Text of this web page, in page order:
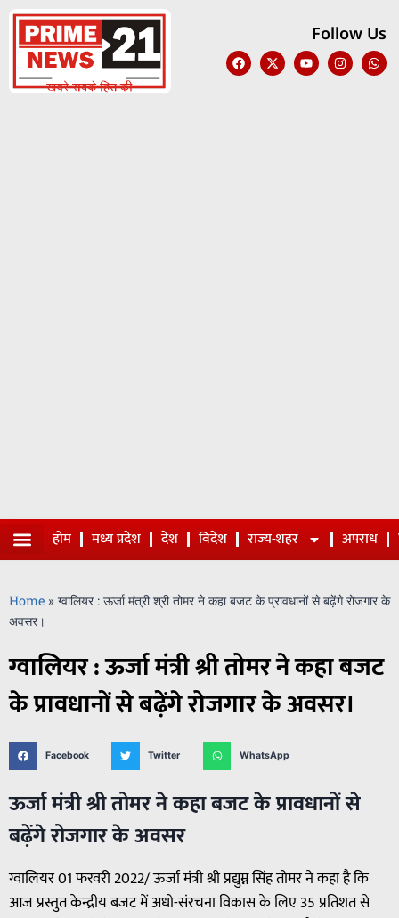
Follow Us
होम मध्य प्रदेश देश विदेश राज्य-शहर अपराध
Home » ग्वालियर : ऊर्जा मंत्री श्री तोमर ने कहा बजट के प्रावधानों से बढ़ेंगे रोजगार के
अवसर।
ग्वालियर : ऊर्जा मंत्री श्री तोमर ने कहा बजट
के प्रावधानों से बढ़ेंगे रोजगार के अवसर।
Facebook Twitter WhatsApp
ऊर्जा मंत्री श्री तोमर ने कहा बजट के प्रावधानों से
बढ़ेंगे रोजगार के अवसर
ग्वालियर 01 फरवरी 2022/ ऊर्जा मंत्री श्री प्रद्युम्न सिंह तोमर ने कहा है कि
आज प्रस्तुत केन्द्रीय बजट में अधो-संरचना विकास के लिए 35 प्रतिशत से